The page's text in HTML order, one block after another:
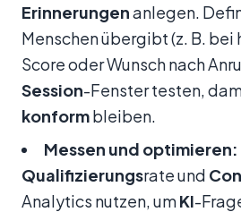
Erinnerungenanlegen.
Menschen übergibt (z. B. bei
Score oder Wunsch nach
Session-Fenster testen,
konformbleiben.
Messen und optimieren:
Qualifizierungsrate und
Analytics nutzen, umKI-